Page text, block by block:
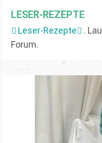
LESER-REZEPTE
Leser-Rezepte .
Forum.